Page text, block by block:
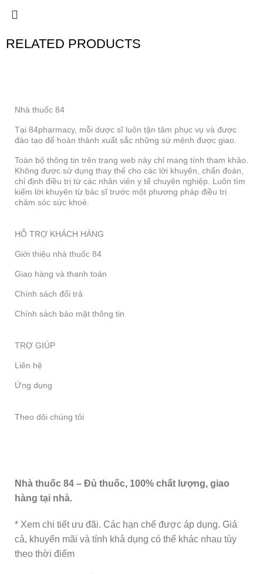
RELATED PRODUCTS
Nhà thuốc 84
Tại 84pharmacy, mỗi dược sĩ luôn tận tâm phục vụ và được
đào tạo để hoàn thành xuất sắc những sứ mệnh được giao.
Toàn bộ thông tin trên trang web này chỉ mang tính tham khảo.
Không được sử dụng thay thế cho các lời khuyên, chẩn đoán,
chỉ định điều trị từ các nhân viên y tế chuyên nghiệp. Luôn tìm
kiếm lời khuyên từ bác sĩ trước một phương pháp điều trị
chăm sóc sức khoẻ.
HỖ TRỢ KHÁCH HÀNG
Giới thiệu nhà thuốc 84
Giao hàng và thanh toán
Chính sách đổi trả
Chính sách bảo mật thông tin
TRỢ GIÚP
Liên hệ
Ứng dụng
Theo dõi chúng tôi
Nhà thuốc 84 – Đủ thuốc, 100% chất lượng, giao
hàng tại nhà.
* Xem chi tiết ưu đãi. Các hạn chế được áp dụng. Giá
cả, khuyến mãi và tính khả dụng có thể khác nhau tùy
theo thời điểm